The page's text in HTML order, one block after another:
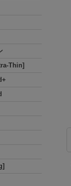
Thin]